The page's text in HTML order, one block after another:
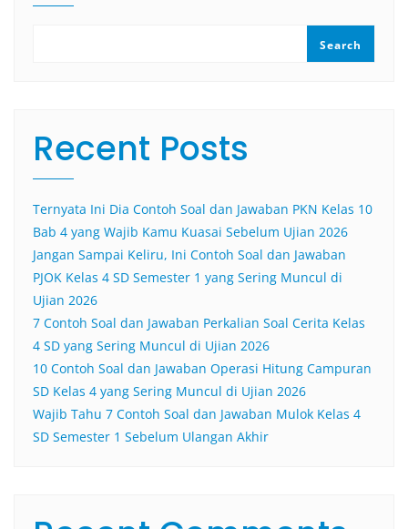
Search
Recent Posts
Ternyata Ini Dia Contoh Soal dan Jawaban PKN Kelas 10
Bab 4 yang Wajib Kamu Kuasai Sebelum Ujian 2026
Jangan Sampai Keliru, Ini Contoh Soal dan Jawaban
PJOK Kelas 4 SD Semester 1 yang Sering Muncul di
Ujian 2026
7 Contoh Soal dan Jawaban Perkalian Soal Cerita Kelas
4 SD yang Sering Muncul di Ujian 2026
10 Contoh Soal dan Jawaban Operasi Hitung Campuran
SD Kelas 4 yang Sering Muncul di Ujian 2026
Wajib Tahu 7 Contoh Soal dan Jawaban Mulok Kelas 4
SD Semester 1 Sebelum Ulangan Akhir